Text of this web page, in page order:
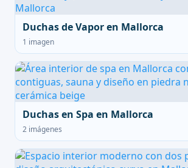
Duchas de Vapor en Mallorca
1 imagen
Duchas en Spa en Mallorca
2 imágenes